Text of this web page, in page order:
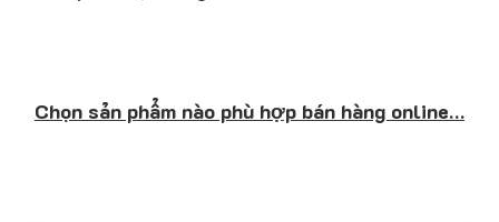
Chọn sản phẩm nào phù hợp bán hàng online…